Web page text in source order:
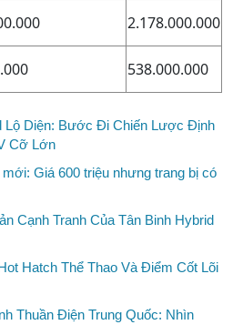
2.178.000.000
538.000.000
Lộ Diện: Bước Đi Chiến Lược Định
Cỡ Lớn
Giá 600 triệu nhưng trang bị có
Cạnh Tranh Của Tân Binh Hybrid
Hatch Thể Thao Và Điểm Cốt Lõi
Thuần Điện Trung Quốc: Nhìn